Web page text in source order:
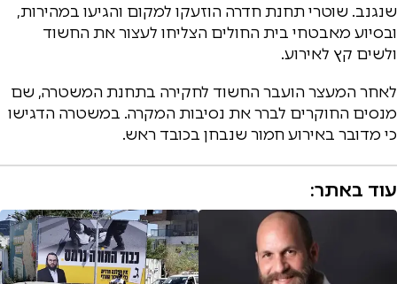
שנגנב. שוטרי תחנת חדרה הוזעקו למקום והגיעו במהירות,
ובסיוע מאבטחי בית החולים הצליחו לעצור את החשוד
ולשים קץ לאירוע.
לאחר המעצר הועבר החשוד לחקירה בתחנת המשטרה, שם
מנסים החוקרים לברר את נסיבות המקרה. במשטרה הדגישו
כי מדובר באירוע חמור שנבחן בכובד ראש.
עוד באתר: